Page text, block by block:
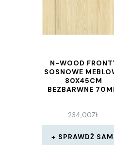
N-WOOD
SOSNOWE
80X45CM
BEZBARWNE
234,00ZŁ
SPRAWDŹ